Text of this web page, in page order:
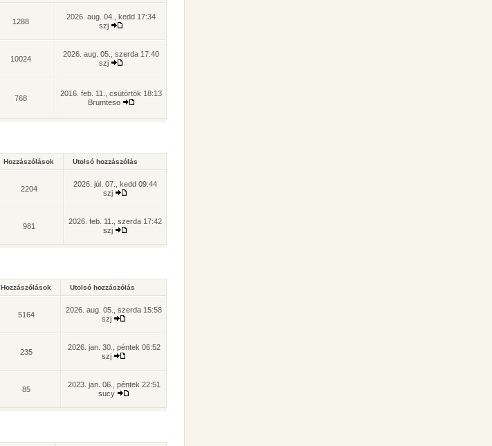
1288
2026. aug. 04., kedd 17:34
szj
10024
2026. aug. 05., szerda 17:40
szj
768
2016. feb. 11., csütörtök 18:13
Brumteso
Hozzászólások Utolsó hozzászólás
2204
2026. júl. 07., kedd 09:44
szj
981
2026. feb. 11., szerda 17:42
szj
Hozzászólások Utolsó hozzászólás
5164
2026. aug. 05., szerda 15:58
szj
235
2026. jan. 30., péntek 06:52
szj
85
2023. jan. 06., péntek 22:51
sucy